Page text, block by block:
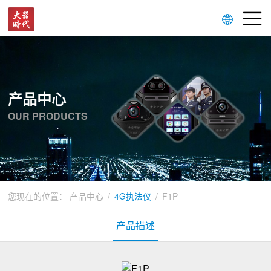
产品中心
OUR PRODUCTS
您现在的位置： 产品中心 / 4G执法仪 / F1P
产品描述